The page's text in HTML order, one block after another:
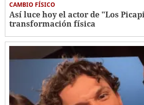
CAMBIO FÍSICO
Así luce hoy el actor de "Los
transformación física